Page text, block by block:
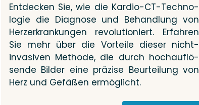
Ent­de­cken Sie, wie die Kar­­dio-CT-Tech­­no­­
lo­­gie die Dia­gno­se und Behand­lung von
Herz­er­kran­kun­gen revo­lu­tio­niert. Erfah­ren
Sie mehr über die Vor­tei­le die­ser nicht-
inva­­si­­ven Metho­de, die durch hoch­auf­lö­
sen­de Bil­der eine prä­zi­se Beur­tei­lung von
Herz und Gefä­ßen ermöglicht.